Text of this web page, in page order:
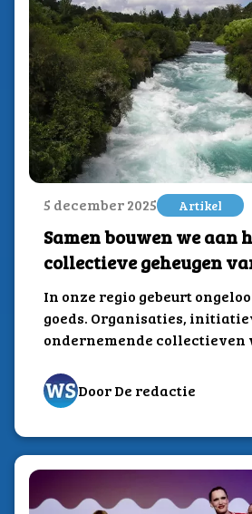
5 december 2025 Artikel
Samen bouwen we aan
collectieve geheugen
In onze regio gebeurt
goeds. Organisaties,
ondernemende collectieven
Maar...Door De redactie